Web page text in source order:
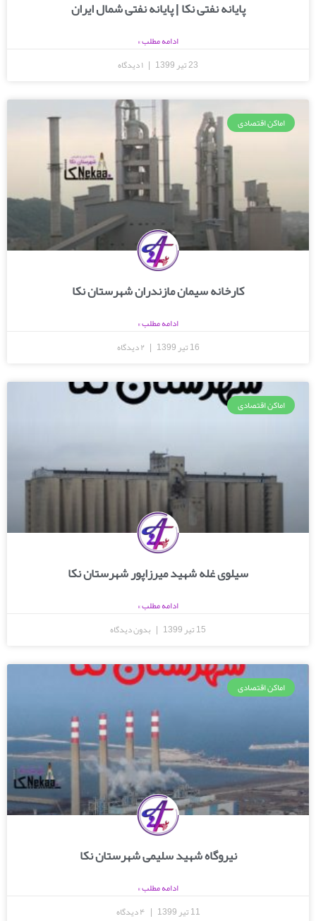
پایانه نفتی نکا | پایانه نفتی شمال ایران
ادامه مطلب »
23 تیر 1399
اماکن اقتصادی
کارخانه سیمان مازندران شهرستان نکا
ادامه مطلب »
16 تیر 1399
اماکن اقتصادی
سیلوی غله شهید میرزاپور شهرستان نکا
ادامه مطلب »
15 تیر 1399
بدون دیدگاه
اماکن اقتصادی
نیروگاه شهید سلیمی شهرستان نکا
ادامه مطلب »
11 تیر 1399